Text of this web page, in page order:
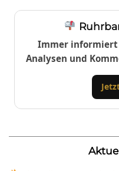
Immer informiert
Analysen und